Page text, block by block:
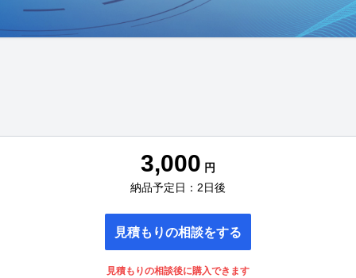
3,000 円
納品予定日：2日後
見積もりの相談をする
見積もりの相談後に購入できます